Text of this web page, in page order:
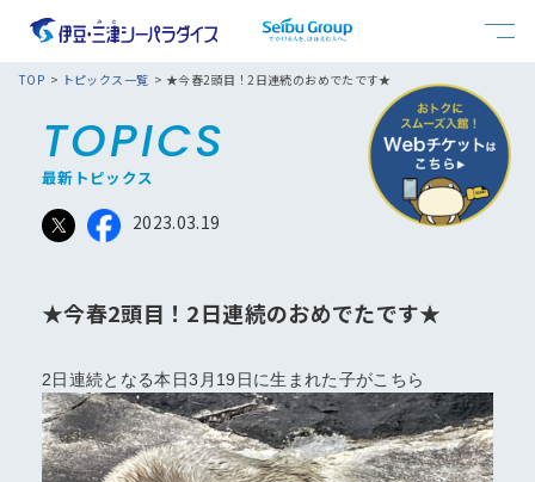
よくある質問
お問合せ
おすすめモデルコース
ショー・イベント
館内案内
キッズコーナー
フード
アクセス
おすすめ情報一覧
トピックス一覧
TOP トピックス一覧 ★今春2頭目！2日連続のおめでたです★
TOPICS
最新トピックス
2023.03.19
★今春2頭目！2日連続のおめでたです★
2日連続となる本日3月19日に生まれた子がこちら